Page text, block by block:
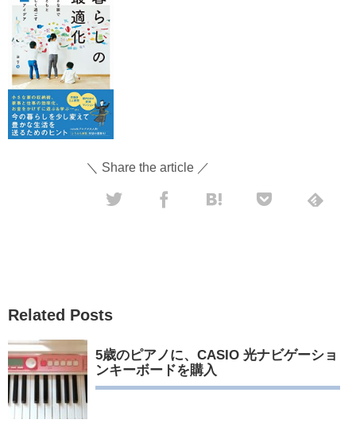
＼ Share the article ／
Related Posts
5歳のピアノに、CASIO 光ナビゲーショ
ンキーボードを購入